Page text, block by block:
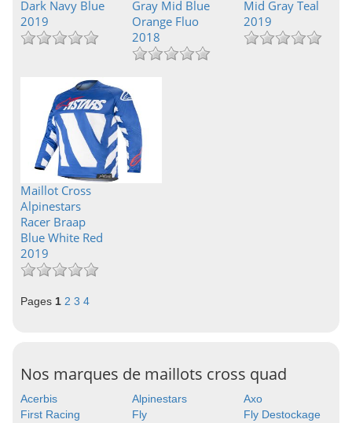
Dark Navy Blue
2019
Gray Mid Blue
Orange Fluo
2018
Mid Gray Teal
2019
Maillot Cross
Alpinestars
Racer Braap
Blue White Red
2019
Pages 1 2 3 4
Nos marques de maillots cross quad
Acerbis Alpinestars
Axo
First Racing
Fly
Fly Destockage